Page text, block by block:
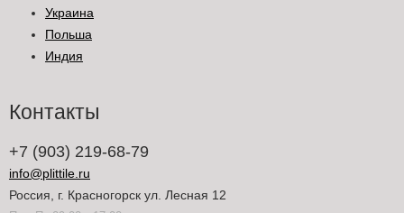
Украина
Польша
Индия
Контакты
+7 (903) 219-68-79
info@plittile.ru
Россия, г. Красногорск ул. Лесная 12